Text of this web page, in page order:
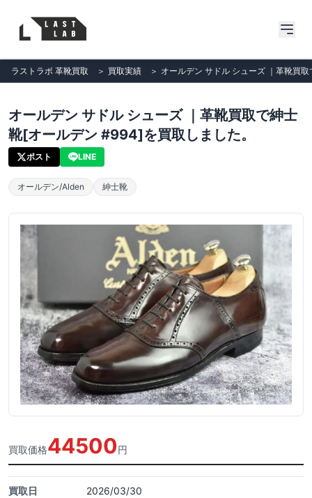
ラストラボ 革靴買取 ＞ 買取実績 ＞ オールデン サドル シューズ ｜革靴買
オールデン サドル シューズ ｜革靴買取で紳士
靴[オールデン #994]を買取しました。
ポスト LINE
オールデン/Alden 紳士靴
買取価格44500円
買取日 2026/03/30